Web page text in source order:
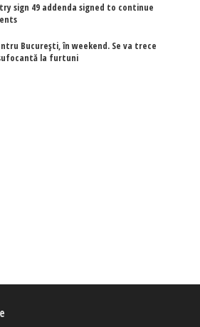
sign 49 addenda signed to continue
București, în weekend. Se va trece
la furtuni